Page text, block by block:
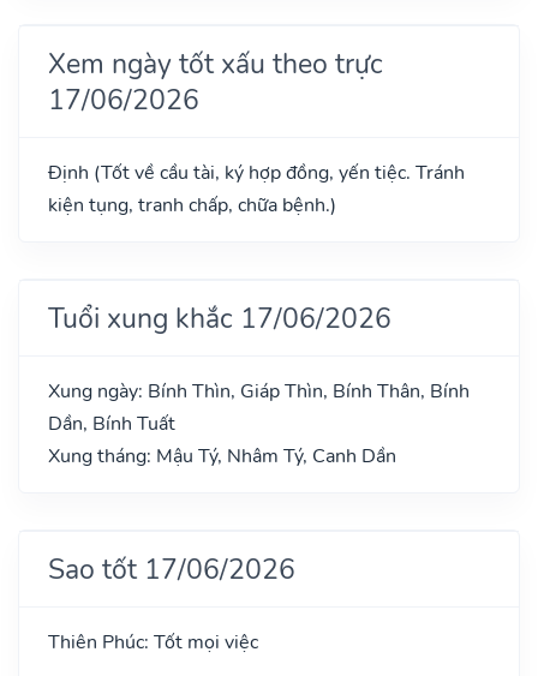
Xem ngày tốt xấu theo trực
17/06/2026
Định (Tốt về cầu tài, ký hợp đồng, yến tiệc. Tránh
kiện tụng, tranh chấp, chữa bệnh.)
Tuổi xung khắc 17/06/2026
Xung ngày: Bính Thìn, Giáp Thìn, Bính Thân, Bính
Dần, Bính Tuất
Xung tháng: Mậu Tý, Nhâm Tý, Canh Dần
Sao tốt 17/06/2026
Thiên Phúc: Tốt mọi việc